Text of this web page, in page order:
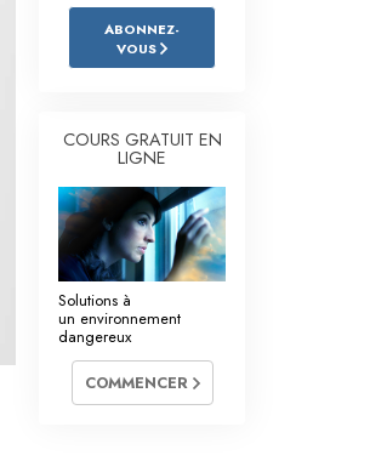
des tons émotionnels
aux drogues
pour le monde du travail
et les conditions
de l’oppression
de l’organisation
des relations publiques
buts
ABONNEZ-
VOUS
COURS GRATUIT EN
LIGNE
Solutions à
un environnement
dangereux
COMMENCER